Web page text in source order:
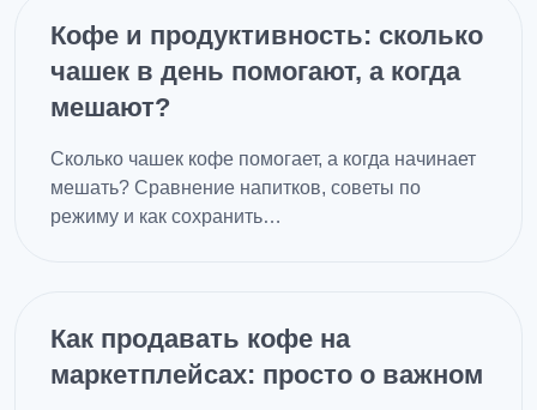
Кофе и продуктивность: сколько
чашек в день помогают, а когда
мешают?
Сколько чашек кофе помогает, а когда начинает
мешать? Сравнение напитков, советы по
режиму и как сохранить…
Как продавать кофе на
маркетплейсах: просто о важном